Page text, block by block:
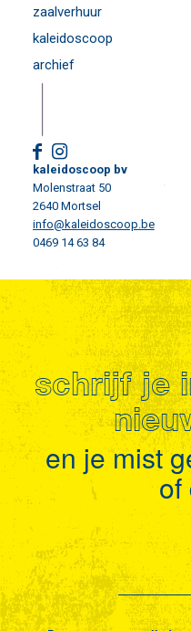
zaalverhuur
kaleidoscoop
archief
kaleidoscoop bv
Molenstraat 50
2640 Mortsel
info@kaleidoscoop.be
0469 14 63 84
schrijf je
en je mist
of